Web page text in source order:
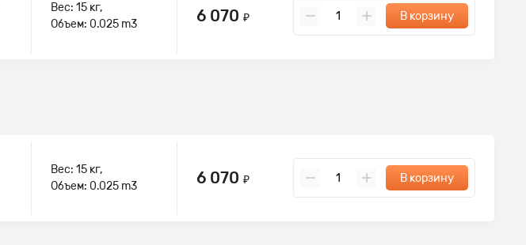
Вес: 15 кг,
Объем: 0.025 m3
6 070 ₽ В корзину
Вес: 15 кг,
Объем: 0.025 m3
6 070 ₽ В корзину